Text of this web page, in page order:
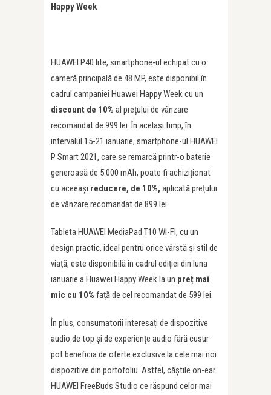
Happy Week
HUAWEI P40 lite, smartphone-ul echipat cu o
cameră principală de 48 MP, este disponibil în
cadrul campaniei Huawei Happy Week cu un
discount de 10% al prețului de vânzare
recomandat de 999 lei. În același timp, în
intervalul 15-21 ianuarie, smartphone-ul HUAWEI
P Smart 2021, care se remarcă printr-o baterie
generoasă de 5.000 mAh, poate fi achiziționat
cu aceeași reducere, de 10%, aplicată prețului
de vânzare recomandat de 899 lei.
Tableta HUAWEI MediaPad T10 WI-FI, cu un
design practic, ideal pentru orice vârstă și stil de
viață, este disponibilă în cadrul ediției din luna
ianuarie a Huawei Happy Week la un preț mai
mic cu 10% față de cel recomandat de 599 lei.
În plus, consumatorii interesați de dispozitive
audio de top și de experiențe audio fără cusur
pot beneficia de oferte exclusive la cele mai noi
dispozitive din portofoliu. Astfel, căștile on-ear
HUAWEI FreeBuds Studio ce răspund celor mai